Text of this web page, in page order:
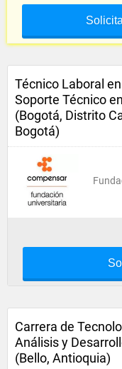
Técnico Laboral
Soporte Técnico
(Bogotá, Distrito
Bogotá)
Carrera de
Análisis y
(Bello, Antioquia)